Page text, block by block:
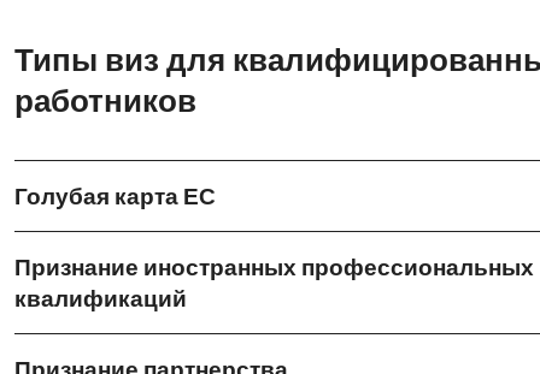
Типы виз для
работников
Голубая карта ЕС
Признание иностранных профессиональных
квалификаций